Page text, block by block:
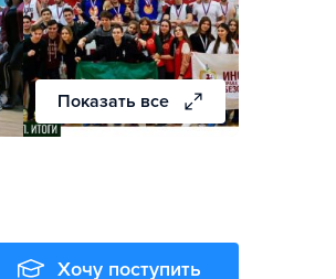
Показать все
Хочу поступить